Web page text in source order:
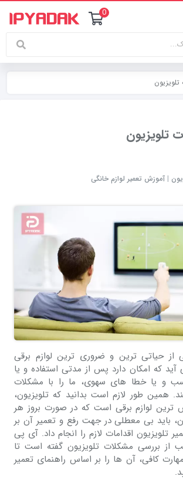
0
تلویزیون
| آموزش تعمیر لوازم خانگی
از حیاتی ترین و ضروری ترین لوازم برقی
که امکان دارد پس از مدتی استفاده و یا
و یا خطا های سهوی، ما را با مشکلات
همین طور لازم است بدانید که تلویزیون،
لوازم برقی است که در صورت بروز هر
باید بی معطلی در جهت رفع و تعمیر آن بر
تلویزیون اقدامات لازم را انجام داد. آی پی
از بررسی مشکلات تلویزیون گفته است تا
کافی، آن ها را بر اساس راهنمای تعمیر